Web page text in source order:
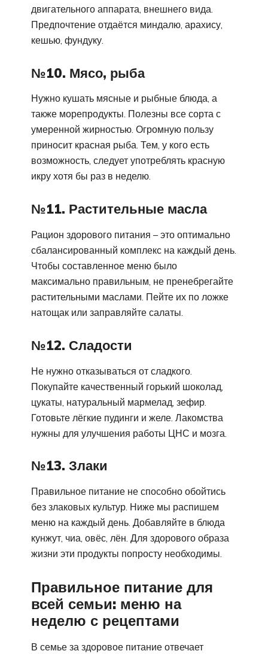
двигательного аппарата, внешнего вида.
Предпочтение отдаётся миндалю, арахису,
кешью, фундуку.
№10. Мясо, рыба
Нужно кушать мясные и рыбные блюда, а
также морепродукты. Полезны все сорта с
умеренной жирностью. Огромную пользу
приносит красная рыба. Тем, у кого есть
возможность, следует употреблять красную
икру хотя бы раз в неделю.
№11. Растительные масла
Рацион здорового питания – это оптимально
сбалансированный комплекс на каждый день.
Чтобы составленное меню было
максимально правильным, не пренебрегайте
растительными маслами. Пейте их по ложке
натощак или заправляйте салаты.
№12. Сладости
Не нужно отказываться от сладкого.
Покупайте качественный горький шоколад,
цукаты, натуральный мармелад, зефир.
Готовьте лёгкие пудинги и желе. Лакомства
нужны для улучшения работы ЦНС и мозга.
№13. Злаки
Правильное питание не способно обойтись
без злаковых культур. Ниже мы распишем
меню на каждый день. Добавляйте в блюда
кунжут, чиа, овёс, лён. Для здорового образа
жизни эти продукты попросту необходимы.
Правильное питание для
всей семьи: меню на
неделю с рецептами
В семье за здоровое питание отвечает